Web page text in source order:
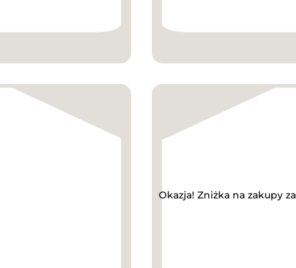
Okazja! Zniżka na zakupy